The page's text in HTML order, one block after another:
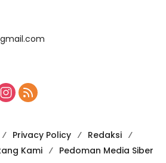
Privacy Policy
Redaksi
Kami Pedoman Media Siber